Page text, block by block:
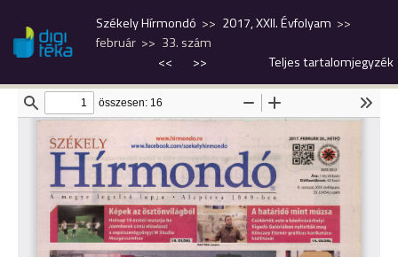
Székely Hírmondó
2017, XXII. Évfolyam
február
33. szám
<<
>> Teljes tartalomjegyzék